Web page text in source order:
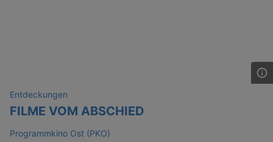
Entdeckungen
FILME VOM ABSCHIED
Programmkino Ost (PKO)